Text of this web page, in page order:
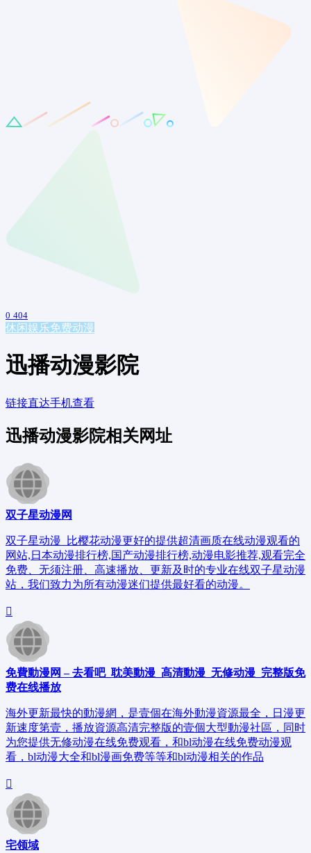
0 404
休闲娱乐免费动漫
迅播动漫影院
链接直达手机查看
迅播动漫影院相关网址
双子星动漫网
双子星动漫_比樱花动漫更好的提供超清画质在线动漫观看的
网站,日本动漫排行榜,国产动漫排行榜,动漫电影推荐,观看完全
免费、无须注册、高速播放、更新及时的专业在线双子星动漫
站，我们致力为所有动漫迷们提供最好看的动漫。
免費動漫网 – 去看吧_耽美動漫_高清動漫_无修动漫_完整版免
费在线播放
海外更新最快的動漫網，是壹個在海外動漫資源最全，日漫更
新速度第壹，播放資源高清完整版的壹個大型動漫社區，同时
为您提供无修动漫在线免费观看，和bl动漫在线免费动漫观
看，bl动漫大全和bl漫画免费等等和bl动漫相关的作品
宅领域